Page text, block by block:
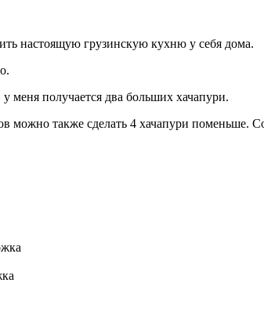
настоящую грузинскую кухню у себя дома.
меня получается два больших хачапури.
можно также сделать 4 хачапури поменьше.